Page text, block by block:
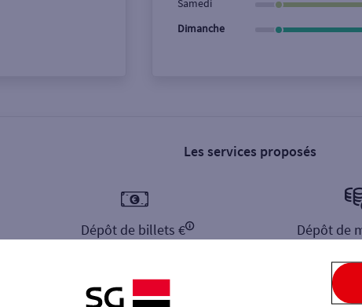
Samedi
Dimanche
Les services proposés
Dépôt de billets € Dépôt de